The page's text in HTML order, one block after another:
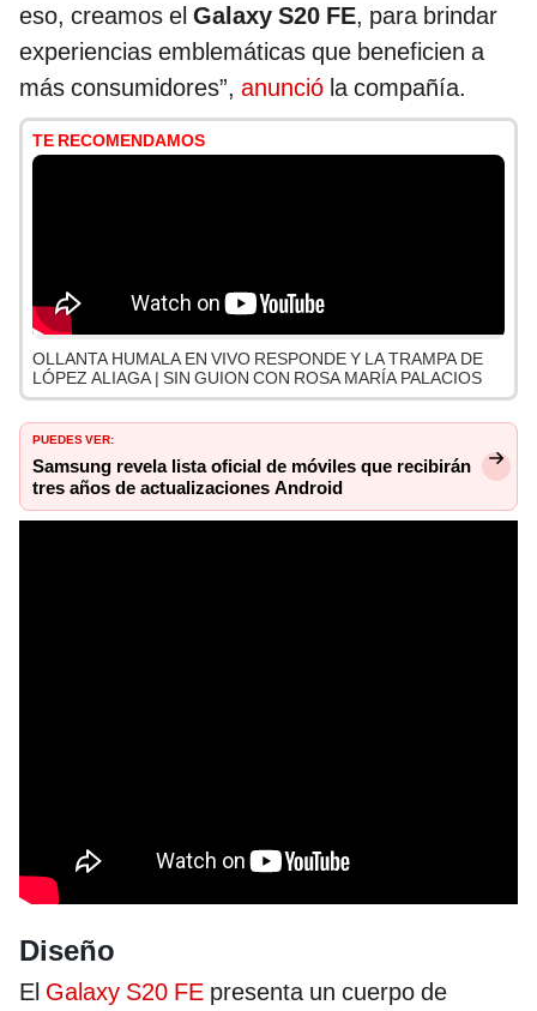
eso, creamos el Galaxy S20 FE, para brindar
experiencias emblemáticas que beneficien a
más consumidores”, anunció la compañía.
TE RECOMENDAMOS
OLLANTA HUMALA EN VIVO RESPONDE Y LA TRAMPA DE
LÓPEZ ALIAGA | SIN GUION CON ROSA MARÍA PALACIOS
PUEDES VER:
Samsung revela lista oficial de móviles que recibirán
tres años de actualizaciones Android
Diseño
El Galaxy S20 FE presenta un cuerpo de